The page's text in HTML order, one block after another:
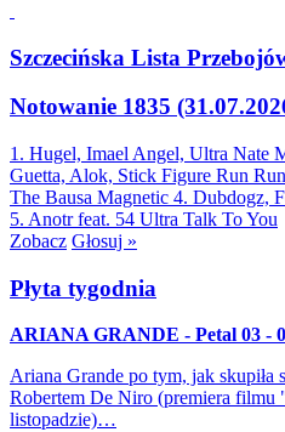
Szczecińska Lista
Notowanie 1835
1. Hugel, Imael Angel, Ultra Nate
Guetta, Alok, Stick Figure Run
The Bausa Magnetic 4. Dubdogz,
5. Anotr feat. 54 Ultra Talk To You
Zobacz Głosuj »
Płyta tygodnia
ARIANA GRANDE - Petal 03 -
Ariana Grande po tym, jak skupiła
Robertem De Niro (premiera filmu
listopadzie)…